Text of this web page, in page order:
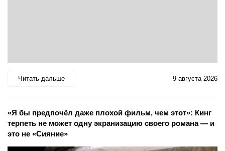
Читать дальше 9 августа 2026
«Я бы предпочёл даже плохой фильм, чем этот»: Кинг
терпеть не может одну экранизацию своего романа — и
это не «Сияние»